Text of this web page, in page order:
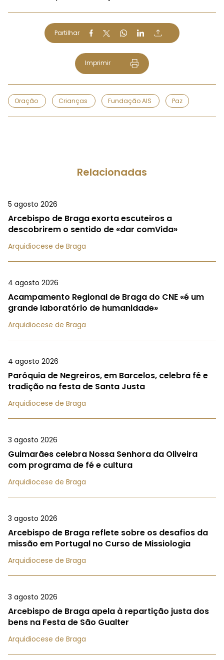
Partilhar
Imprimir
Oração Crianças Fundação AIS Paz
Relacionadas
5 agosto 2026
Arcebispo de Braga exorta escuteiros a
descobrirem o sentido de «dar comVida»
Arquidiocese de Braga
4 agosto 2026
Acampamento Regional de Braga do CNE «é um
grande laboratório de humanidade»
Arquidiocese de Braga
4 agosto 2026
Paróquia de Negreiros, em Barcelos, celebra fé e
tradição na festa de Santa Justa
Arquidiocese de Braga
3 agosto 2026
Guimarães celebra Nossa Senhora da Oliveira
com programa de fé e cultura
Arquidiocese de Braga
3 agosto 2026
Arcebispo de Braga reflete sobre os desafios da
missão em Portugal no Curso de Missiologia
Arquidiocese de Braga
3 agosto 2026
Arcebispo de Braga apela à repartição justa dos
bens na Festa de São Gualter
Arquidiocese de Braga